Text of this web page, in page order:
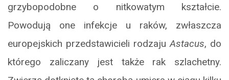
grzybopodobne o nitkowatym kształcie.
Powodują one infekcje u raków, zwłaszcza
europejskich przedstawicieli rodzaju Astacus, do
którego zaliczany jest także rak szlachetny.